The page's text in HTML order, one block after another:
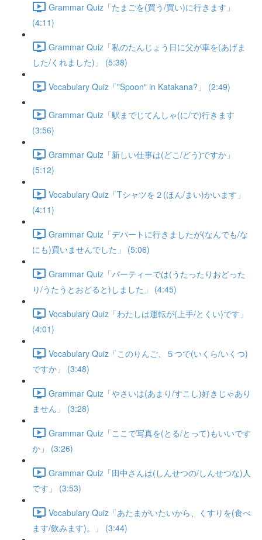
Grammar Quiz「たまごを(買う/買い)に行きます」
(4:11)
Grammar Quiz「私のたんじょう日に父が車を(あげま
した/くれました)」 (5:38)
Vocabulary Quiz「"Spoon" in Katakana?」 (2:49)
Grammar Quiz「駅までじてんしゃ(に/で)行きます
(3:56)
Grammar Quiz「新しい仕事は(どこ/どう)ですか」
(5:12)
Vocabulary Quiz「Tシャツを２(ほん/まい)かいます」
(4:11)
Grammar Quiz「デパートに行きましたが(なんでも/な
にも)買いませんでした」 (5:06)
Grammar Quiz「パーティーでは(うたったりおどった
り/うたうとおどると)しました」 (4:45)
Vocabulary Quiz「わたしは運転が(上手/とくい)です」
(4:01)
Vocabulary Quiz「このりんご、５つで(いくら/いくつ)
ですか」 (3:48)
Grammar Quiz「やさいは(あまり/すこし)好きじゃあり
ません」 (3:28)
Grammar Quiz「ここで写真を(とる/とって)もいいです
か」 (3:26)
Grammar Quiz「田中さんは(しんせつの/しんせつな)人
です」 (3:53)
Vocabulary Quiz「あたまがいたいから、くすりを(食べ
ます/飲みます)。」 (3:44)